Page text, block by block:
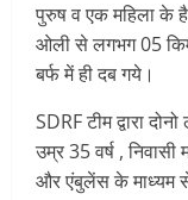
पुरुष व एक महिला के
ओली से लगभग 05
बर्फ में ही दब गये।
SDRF टीम द्वारा
उम्र 35 वर्ष , निवासी
और एंबुलेंस के माध्यम से